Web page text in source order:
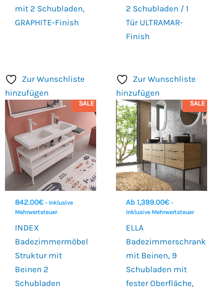
mit 2 Schubladen,
GRAPHITE-Finish
2 Schubladen / 1
Tür ULTRAMAR-
Finish
Zur Wunschliste
hinzufügen
SALE
842.00€ - Inklusive
Mehrwertsteuer
INDEX
Badezimmermöbel
Struktur mit
Beinen 2
Schubladen
Zur Wunschliste
hinzufügen
SALE
Ab 1,399.00€ -
Inklusive Mehrwertsteuer
ELLA
Badezimmerschrank
mit Beinen, 9
Schubladen mit
fester Oberfläche,